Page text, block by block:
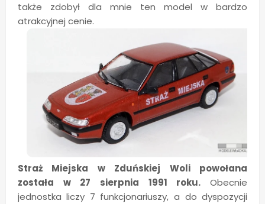
także zdobył dla mnie ten model w bardzo
atrakcyjnej cenie.
Straż Miejska w Zduńskiej Woli powołana
została w 27 sierpnia 1991 roku.Obecnie
jednostka liczy 7 funkcjonariuszy, a do dyspozycji